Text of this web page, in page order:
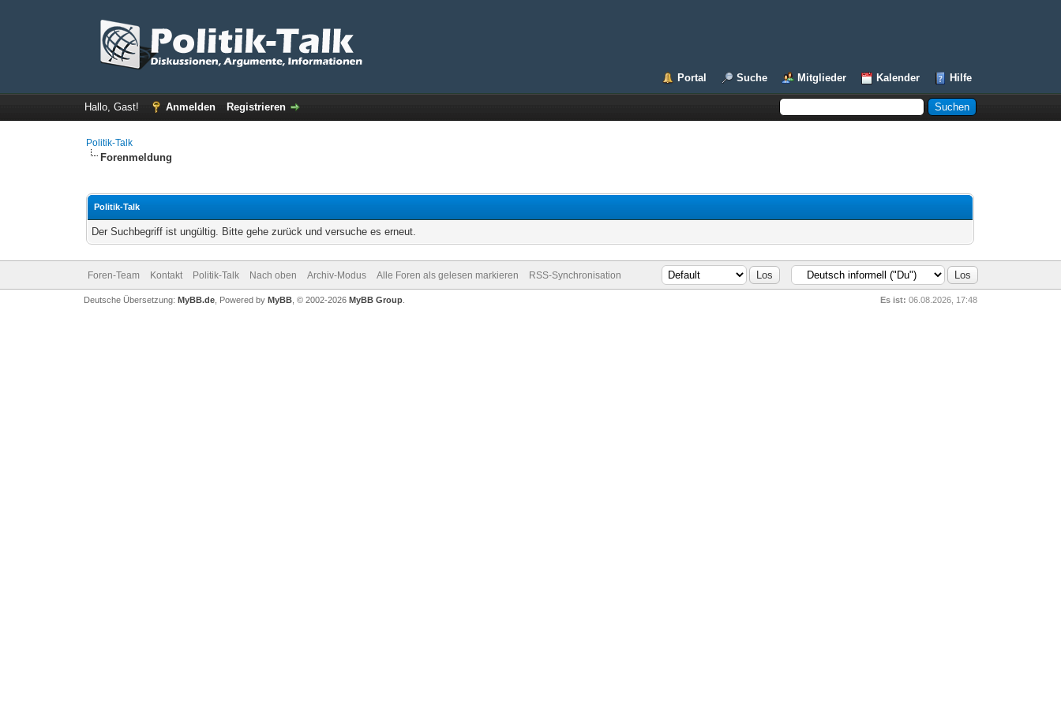
Portal Suche Mitglieder Kalender Hilfe
Hallo, Gast! Anmelden Registrieren
Politik-Talk
Forenmeldung
Politik-Talk
Der Suchbegriff ist ungültig. Bitte gehe zurück und versuche es erneut.
Foren-Team Kontakt Politik-Talk Nach oben Archiv-Modus Alle Foren als gelesen markieren RSS-Synchronisation
Es ist: 06.08.2026, 17:48
Deutsche Übersetzung: MyBB.de, Powered by MyBB, © 2002-2026 MyBB Group.